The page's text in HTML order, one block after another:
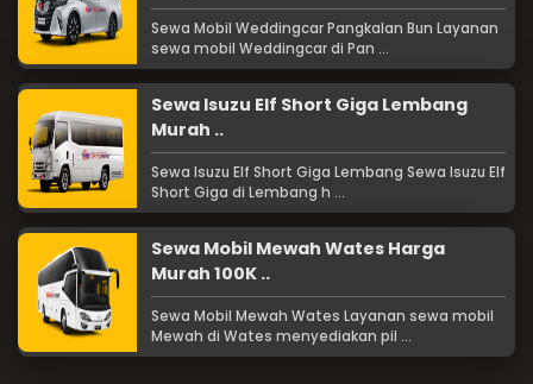
Sewa Mobil Weddingcar Pangkalan Bun Layanan
sewa mobil Weddingcar di Pan ...
Sewa Isuzu Elf Short Giga Lembang
Murah ..
Sewa Isuzu Elf Short Giga Lembang Sewa Isuzu Elf
Short Giga di Lembang h ...
Sewa Mobil Mewah Wates Harga
Murah 100K ..
Sewa Mobil Mewah Wates Layanan sewa mobil
Mewah di Wates menyediakan pil ...